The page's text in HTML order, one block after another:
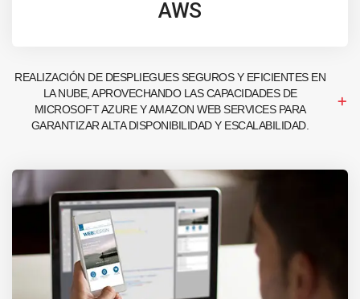
AWS
REALIZACIÓN DE DESPLIEGUES SEGUROS Y EFICIENTES EN
LA NUBE, APROVECHANDO LAS CAPACIDADES DE
MICROSOFT AZURE Y AMAZON WEB SERVICES PARA
GARANTIZAR ALTA DISPONIBILIDAD Y ESCALABILIDAD.